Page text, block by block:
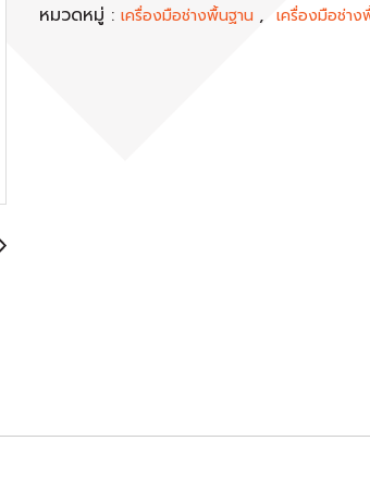
หมวดหมู่ : เครื่องมือช่างพื้นฐาน , เครื่องมือช่า